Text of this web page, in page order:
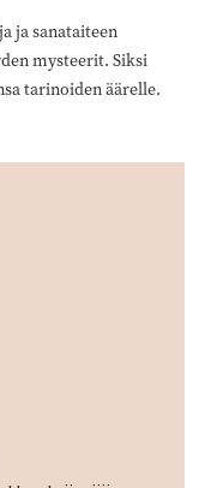
ja sanataiteen
mysteerit. Siksi
tarinoiden äärelle.